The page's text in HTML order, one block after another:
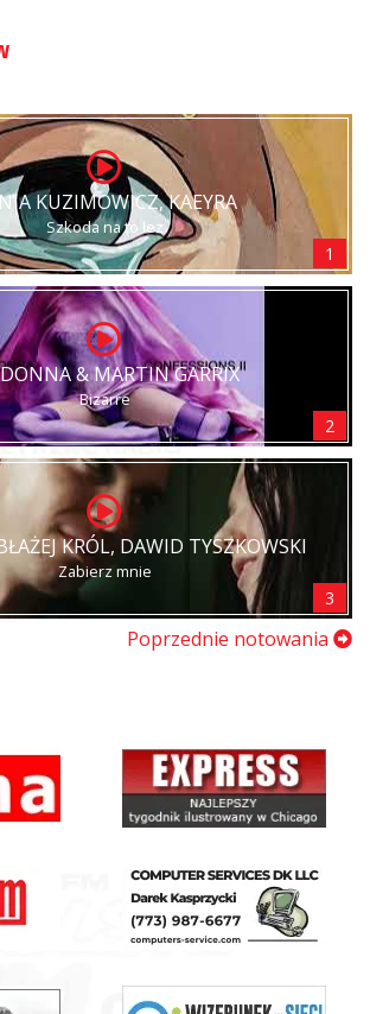
KUZIMOWICZ, KAEYRA
Szkoda na to łez
1
& MARTIN GARRIX
Bizarre
2
KRÓL, DAWID TYSZKOWSKI
Zabierz mnie
3
Poprzednie notowania